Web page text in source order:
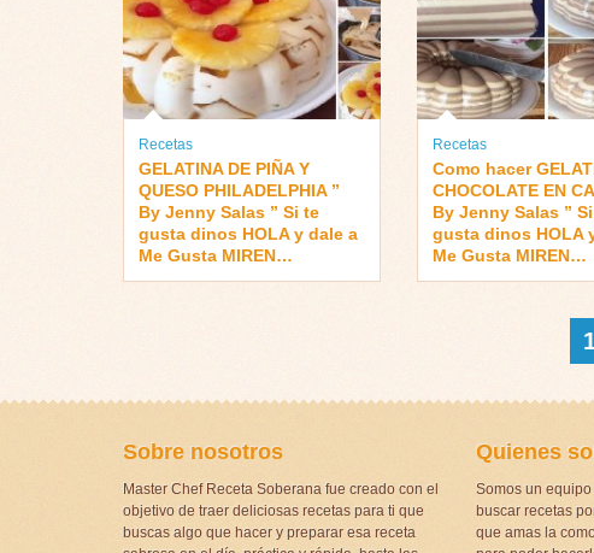
Recetas
GELATINA DE PIÑA Y
QUESO PHILADELPHIA ”
By Jenny Salas ” Si te
gusta dinos HOLA y dale a
Me Gusta MIREN…
Recetas
Como hacer
CHOCOLATE EN
By Jenny Salas ”
gusta dinos HOLA
Me Gusta MIREN…
Sobre nosotros
Master Chef Receta Soberana fue creado con el
objetivo de traer deliciosas recetas para ti que
buscas algo que hacer y preparar esa receta
Quienes
Somos un
buscar recetas
que amas la